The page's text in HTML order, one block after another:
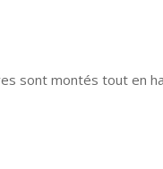
sont montés tout en